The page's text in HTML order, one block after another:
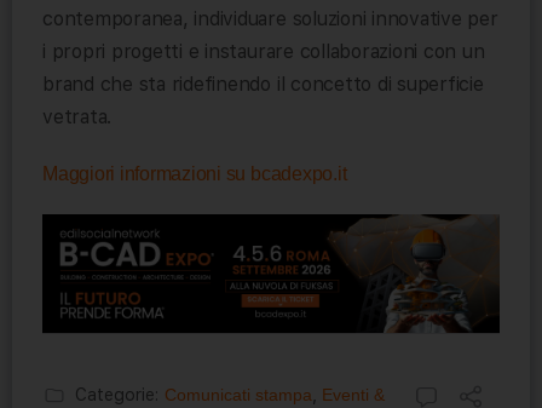
contemporanea, individuare soluzioni innovative per
i propri progetti e instaurare collaborazioni con un
brand che sta ridefinendo il concetto di superficie
vetrata.
Maggiori informazioni su bcadexpo.it
Categorie: Comunicati stampa
Eventi &